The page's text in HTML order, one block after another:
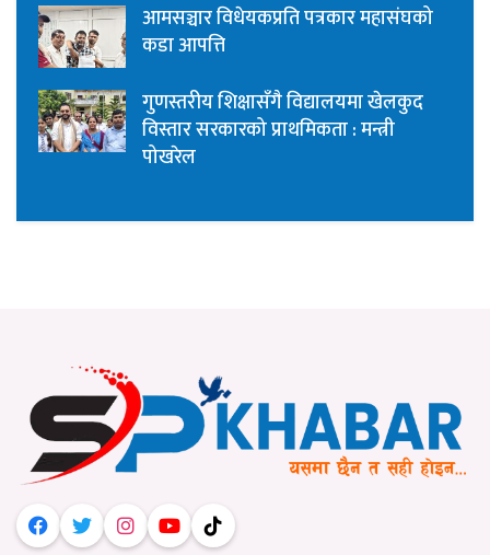
आमसञ्चार विधेयकप्रति पत्रकार महासंघको
कडा आपत्ति
गुणस्तरीय शिक्षासँगै विद्यालयमा खेलकुद
विस्तार सरकारको प्राथमिकता : मन्त्री
पोखरेल